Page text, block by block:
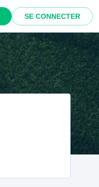
SE CONNECTER